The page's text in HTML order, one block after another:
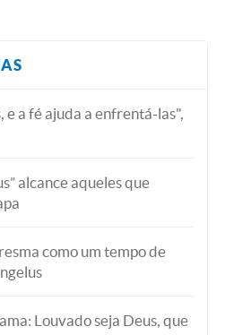
e a fé ajuda a enfrentá-las",
alcance aqueles que
como um tempo de
Louvado seja Deus, que